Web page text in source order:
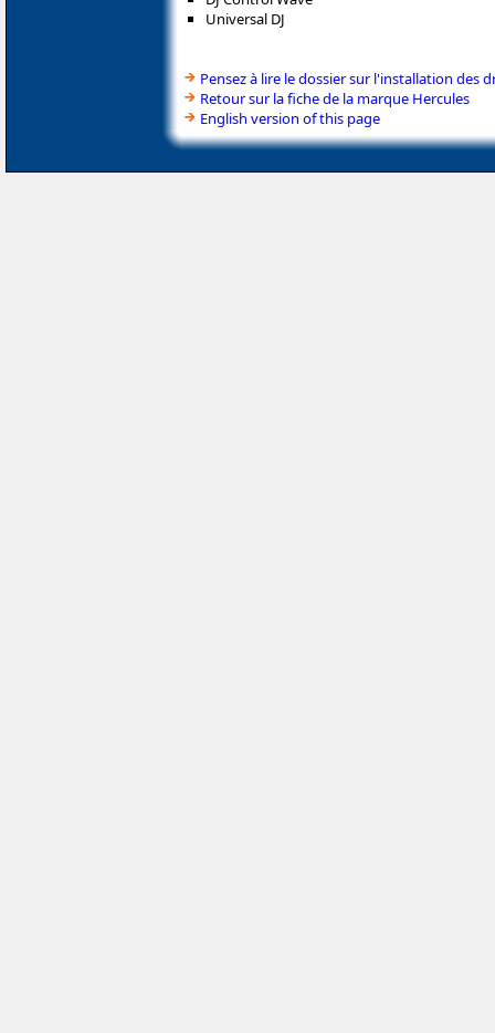
Universal DJ
Pensez à lire le dossier sur l'installation des
Retour sur la fiche de la marque Hercules
English version of this page